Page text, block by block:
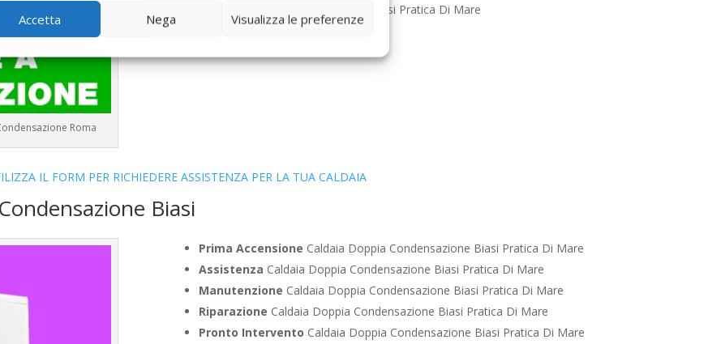
Accetta Nega Visualizza le preferenze
Roma
Caldaia Condensazione Biasi Pratica Di Mare
IL FORM PER RICHIEDERE ASSISTENZA PER LA TUA CALDAIA
Biasi
Prima Accensione Caldaia Doppia Condensazione Biasi Pratica Di Mare
Assistenza Caldaia Doppia Condensazione Biasi Pratica Di Mare
Manutenzione Caldaia Doppia Condensazione Biasi Pratica Di Mare
Riparazione Caldaia Doppia Condensazione Biasi Pratica Di Mare
Pronto Intervento Caldaia Doppia Condensazione Biasi Pratica Di Mare